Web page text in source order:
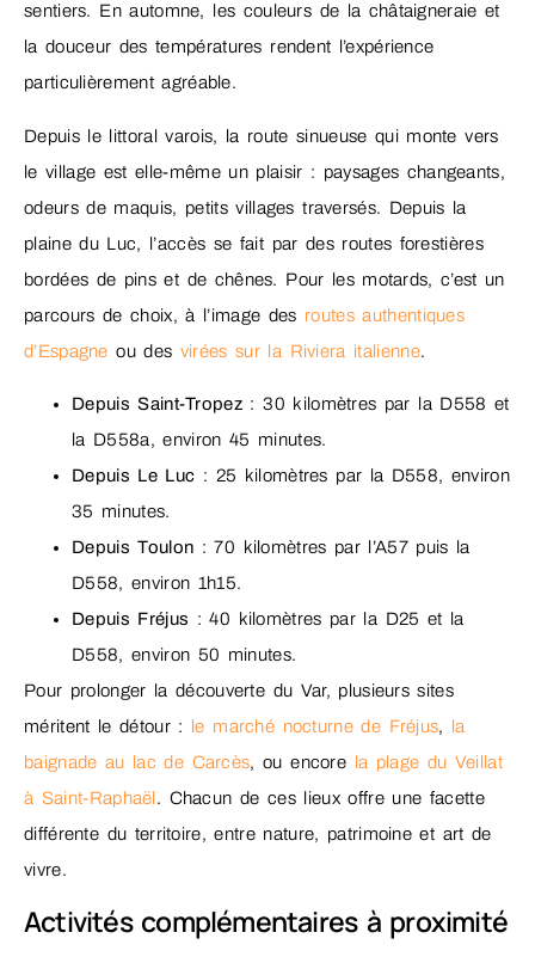
sentiers. En automne, les couleurs de la châtaigneraie et
la douceur des températures rendent l’expérience
particulièrement agréable.
Depuis le littoral varois, la route sinueuse qui monte vers
le village est elle-même un plaisir : paysages changeants,
odeurs de maquis, petits villages traversés. Depuis la
plaine du Luc, l’accès se fait par des routes forestières
bordées de pins et de chênes. Pour les motards, c’est un
parcours de choix, à l’image des routes authentiques
d’Espagne ou des virées sur la Riviera italienne.
Depuis Saint-Tropez: 30 kilomètres par la D558 et
la D558a, environ 45 minutes.
Depuis Le Luc : 25 kilomètres par la D558, environ
35 minutes.
Depuis Toulon : 70 kilomètres par l’A57 puis la
D558, environ 1h15.
Depuis Fréjus : 40 kilomètres par la D25 et la
D558, environ 50 minutes.
Pour prolonger la découverte du Var, plusieurs sites
méritent le détour : le marché nocturne de Fréjus, la
baignade au lac de Carcès, ou encore la plage du Veillat
à Saint-Raphaël. Chacun de ces lieux offre une facette
différente du territoire, entre nature, patrimoine et art de
vivre.
Activités complémentaires à proximité